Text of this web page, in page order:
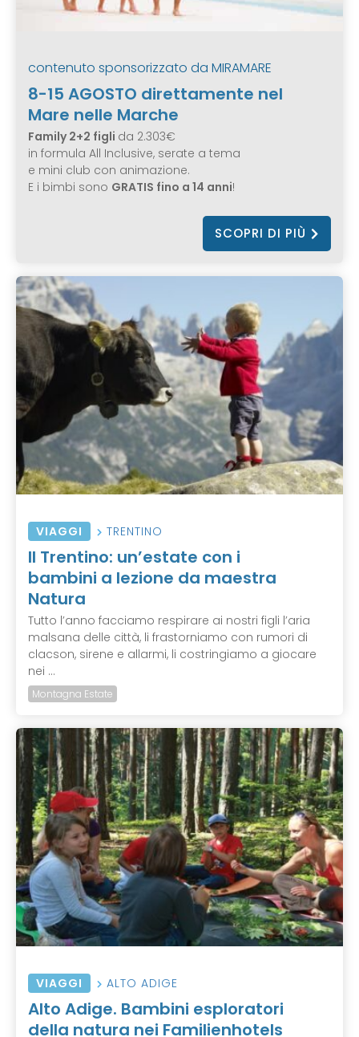
contenuto sponsorizzato da MIRAMARE
8-15 AGOSTO direttamente nel
Mare nelle Marche
Family 2+2 figli da 2.303€
in formula All Inclusive, serate a tema
e mini club con animazione.
E i bimbi sono GRATIS fino a 14 anni!
SCOPRI DI PIÙ
VIAGGI TRENTINO
Il Trentino: un’estate con i
bambini a lezione da maestra
Natura
Tutto l’anno facciamo respirare ai nostri figli l’aria
malsana delle città, li frastorniamo con rumori di
clacson, sirene e allarmi, li costringiamo a giocare
nei ...
Montagna Estate
VIAGGI ALTO ADIGE
Alto Adige. Bambini esploratori
della natura nei Familienhotels